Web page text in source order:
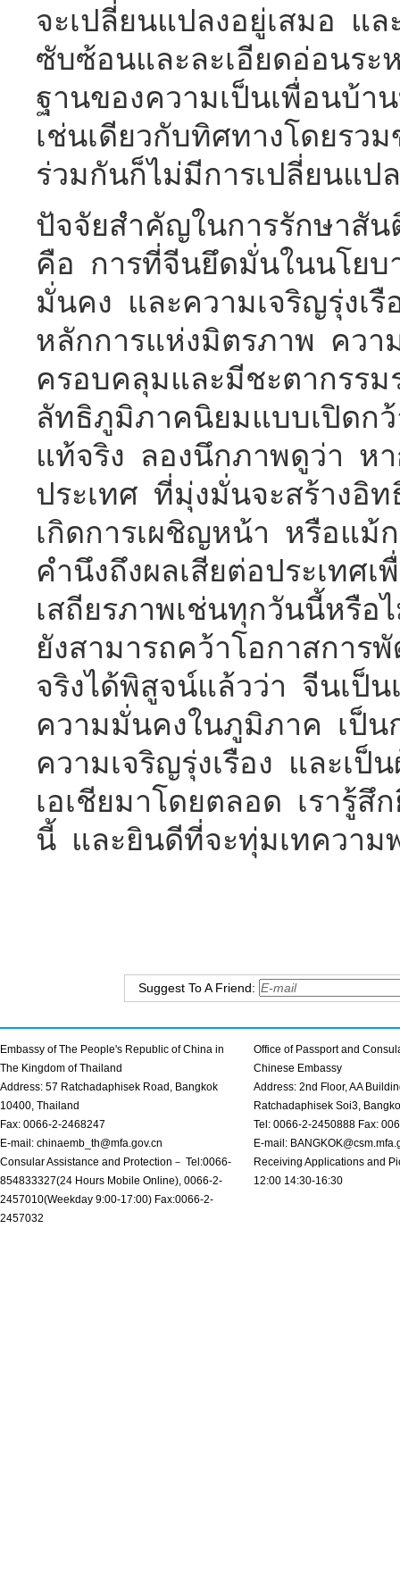
จะเปลี่ยนแปลงอยู่เสมอ แ
ซับซ้อนและละเอียดอ่อนระ
ฐานของความเป็นเพื่อนบ้
เช่นเดียวกับทิศทางโดยรว
ร่วมกันก็ไม่มีการเปลี่ยนแป
ปัจจัยสำคัญในการรักษาสั
คือ การที่จีนยึดมั่นในนโย
มั่นคง และความเจริญรุ่งเ
หลักการแห่งมิตรภาพ ควา
ครอบคลุมและมีชะตากรร
ลัทธิภูมิภาคนิยมแบบเปิดก
แท้จริง ลองนึกภาพดูว่า ห
ประเทศ ที่มุ่งมั่นจะสร้างอิ
เกิดการเผชิญหน้า หรือแม้
คำนึงถึงผลเสียต่อประเทศ
เสถียรภาพเช่นทุกวันนี้หรื
ยังสามารถคว้าโอกาสการ
จริงได้พิสูจน์แล้วว่า จีนเป็
ความมั่นคงในภูมิภาค เป็
ความเจริญรุ่งเรือง และเ
เอเชียมาโดยตลอด เรารู้สึ
นี้ และยินดีที่จะทุ่มเทความ
Suggest To A Friend:
Embassy of The People's Republic of China in
The Kingdom of Thailand
Address: 57 Ratchadaphisek Road, Bangkok
10400, Thailand
Fax: 0066-2-2468247
E-mail: chinaemb_th@mfa.gov.cn
Consular Assistance and Protection－ Tel:0066-
854833327(24 Hours Mobile Online), 0066-2-
2457010(Weekday 9:00-17:00) Fax:0066-2-
2457032
Office of Passport and
Chinese Embassy
Address: 2nd Floor, AA
Ratchadaphisek Soi3,
Tel: 0066-2-2450888 Fax:
E-mail:
Receiving Applications and
12:00 14:30-16:30